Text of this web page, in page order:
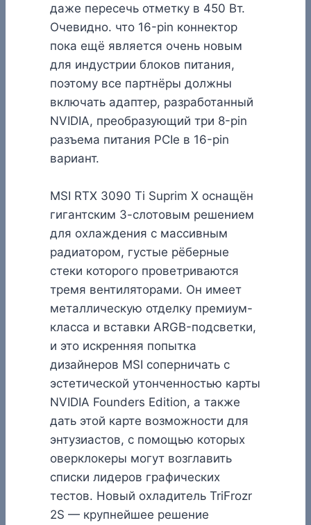
даже пересечь отметку в 450 Вт.
Очевидно. что 16-pin коннектор
пока ещё является очень новым
для индустрии блоков питания,
поэтому все партнёры должны
включать адаптер, разработанный
NVIDIA, преобразующий три 8-pin
разъема питания PCIe в 16-pin
вариант.
MSI RTX 3090 Ti Suprim X оснащён
гигантским 3-слотовым решением
для охлаждения с массивным
радиатором, густые рёберные
стеки которого проветриваются
тремя вентиляторами. Он имеет
металлическую отделку премиум-
класса и вставки ARGB-подсветки,
и это искренняя попытка
дизайнеров MSI соперничать с
эстетической утонченностью карты
NVIDIA Founders Edition, а также
дать этой карте возможности для
энтузиастов, с помощью которых
оверклокеры могут возглавить
списки лидеров графических
тестов. Новый охладитель TriFrozr
2S — крупнейшее решение